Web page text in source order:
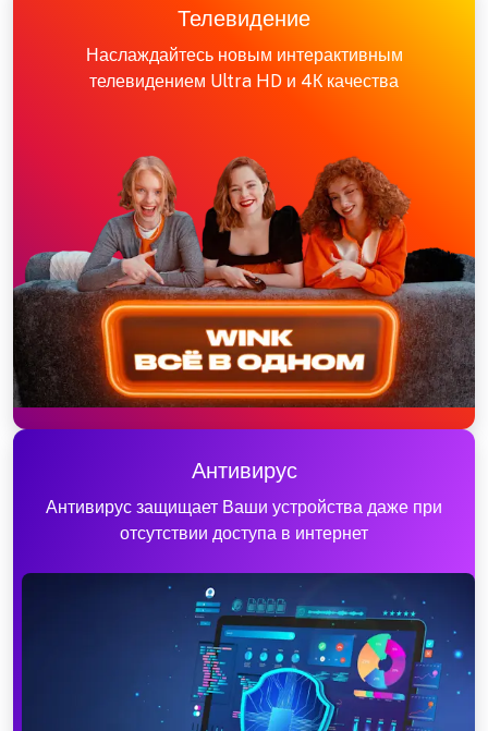
Телевидение
Наслаждайтесь новым интерактивным
телевидением Ultra HD и 4К качества
Антивирус
Антивирус защищает Ваши устройства даже при
отсутствии доступа в интернет